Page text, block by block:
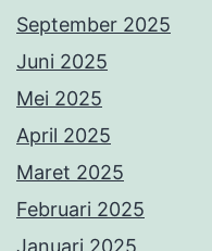
September 2025
Juni 2025
Mei 2025
April 2025
Maret 2025
Februari 2025
Januari 2025